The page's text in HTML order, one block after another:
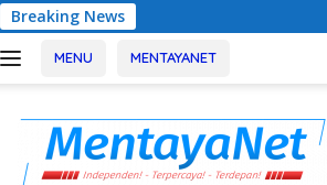
Breaking News
MENU MENTAYANET